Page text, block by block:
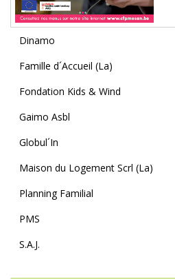
Dinamo
Famille d´Accueil (La)
Fondation Kids & Wind
Gaimo Asbl
Globul´In
Maison du Logement Scrl (La)
Planning Familial
PMS
S.A.J.